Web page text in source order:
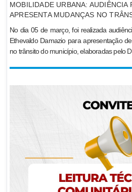
MOBILIDADE URBANA: AUDIÊNCIA
APRESENTA MUDANÇAS NO
No dia 05 de março, foi realizada
Ethevaldo Damazio para apresentação
no trânsito do município, elaboradas pelo